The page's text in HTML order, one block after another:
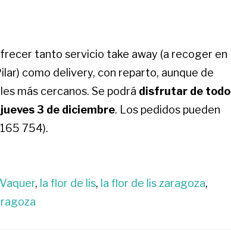
tanto servicio take away (a recoger en
como delivery, con reparto, aunque de
más cercanos. Se podrá disfrutar de todo
3 de diciembre. Los pedidos pueden
754).
, la flor de lis, la flor de lis zaragoza,